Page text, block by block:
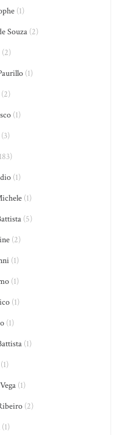
(1)
Souza (2)
(2)
(1)
(2)
(1)
(3)
(1)
(1)
(5)
(2)
(1)
(1)
(1)
(1)
(1)
(1)
(1)
(2)
(1)